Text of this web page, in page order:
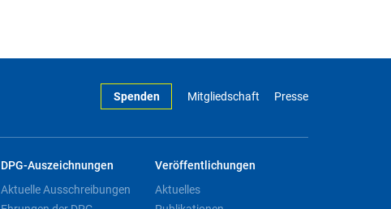
Spenden Mitgliedschaft Presse
DPG-Auszeichnungen
Aktuelle Ausschreibungen
Veröffentlichungen
Aktuelles